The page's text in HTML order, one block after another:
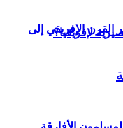
القرن الإفريقي إلى
لإفريقيا؟